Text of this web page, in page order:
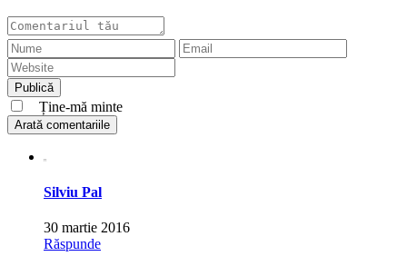
Ține-mă minte
Arată comentariile
Silviu Pal
30 martie 2016
Răspunde